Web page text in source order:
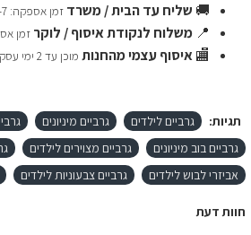
🚚 שליח עד הבית / משרד זמן אספקה: 3-7 ימי עסקים
📍 משלוח לנקודת איסוף / לוקר זמן אספקה:
🏬איסוף עצמי מהחנות מוכן עד 2 ימי עסקים בדיזנגוף סנטר
תגיות: גרביים לילדים גרביים מיניונים
גרביים בוב מיניונים
גרביים מצוירים לילדים
אביזרי לבוש לילדים
גרביים צבעוניות לילדים
חוות דעת